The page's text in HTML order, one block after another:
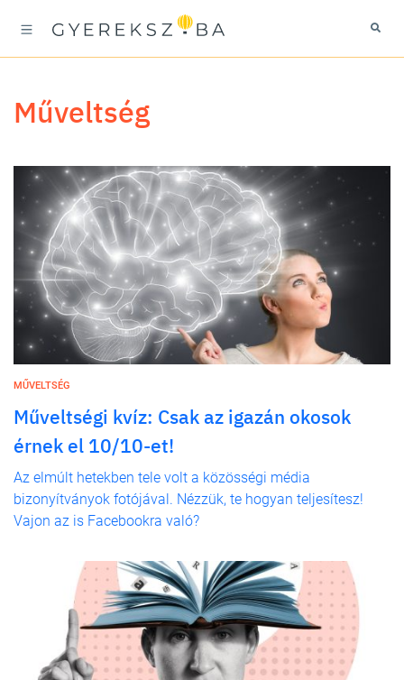
műveltség
MŰVELTSÉG
Műveltségi kvíz: Csak az igazán okosok
érnek el 10/10-et!
Az elmúlt hetekben tele volt a közösségi média
bizonyítványok fotójával. Nézzük, te hogyan teljesítesz!
Vajon az is Facebookra való?